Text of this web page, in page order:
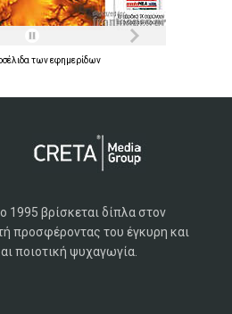
τωνεφημερίδων
1995 βρίσκεται δίπλα στον
προσφέροντας του έγκυρη και
ποιοτική ψυχαγωγία.